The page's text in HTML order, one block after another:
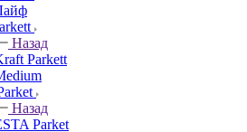
Назад
Parkett
Назад
Parket